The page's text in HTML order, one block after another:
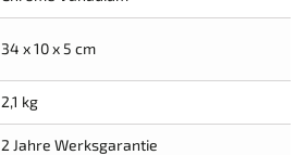
34 x 10 x 5 cm
2,1 kg
2 Jahre Werksgarantie